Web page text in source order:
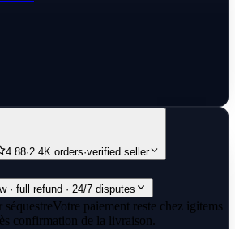
4.88·2.4K orders·verified seller
· full refund · 24/7 disputes
séquestreVotre paiement reste chez igitems
confirmation de la livraison.